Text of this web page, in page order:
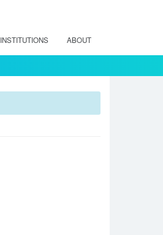
INSTITUTIONS ABOUT